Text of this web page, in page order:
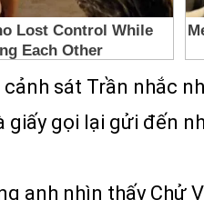
sát Trần nhắc
giấy gọi lại gửi đến
anh nhìn thấy Chử